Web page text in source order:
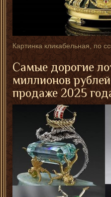
Картинка кликабельная, по
Самые дорогие
миллионов
продаже 2025